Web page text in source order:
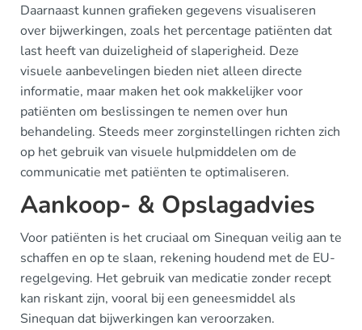
Daarnaast kunnen grafieken gegevens visualiseren
over bijwerkingen, zoals het percentage patiënten dat
last heeft van duizeligheid of slaperigheid. Deze
visuele aanbevelingen bieden niet alleen directe
informatie, maar maken het ook makkelijker voor
patiënten om beslissingen te nemen over hun
behandeling. Steeds meer zorginstellingen richten zich
op het gebruik van visuele hulpmiddelen om de
communicatie met patiënten te optimaliseren.
Aankoop- & Opslagadvies
Voor patiënten is het cruciaal om Sinequan veilig aan te
schaffen en op te slaan, rekening houdend met de EU-
regelgeving. Het gebruik van medicatie zonder recept
kan riskant zijn, vooral bij een geneesmiddel als
Sinequan dat bijwerkingen kan veroorzaken.